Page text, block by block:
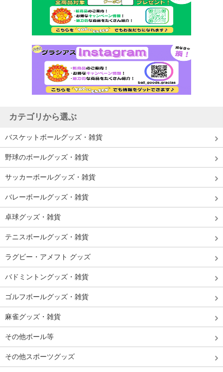
カテゴリから選ぶ
バスケットボールグッズ・雑貨
野球のボールグッズ・雑貨
サッカーボールグッズ・雑貨
バレーボールグッズ・雑貨
卓球グッズ・雑貨
テニスボールグッズ・雑貨
ラグビー・アメフト グッズ
バドミントングッズ・雑貨
ゴルフボールグッズ・雑貨
麻雀グッズ・雑貨
その他ボール等
その他スポーツグッズ